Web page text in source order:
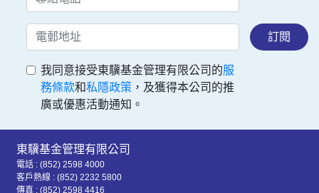
訂閱
我同意接受東驥基金管理有限公司的服
務條款和私隱政策 ，及獲得本公司的推
廣或優惠活動通知。
東驥基金管理有限公司
電話 : (852) 2598 4000
客戶熱線 : (852) 2232 5800
傳真 : (852) 2598 4416